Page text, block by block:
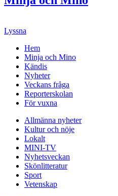
Lyssna
Hem
Minja och Mino
Kändis
Nyheter
Veckans fråga
Reporterskolan
För vuxna
Allmänna nyheter
Kultur och nöje
Lokalt
MINI-TV
Nyhetsveckan
Skönlitteratur
Sport
Vetenskap